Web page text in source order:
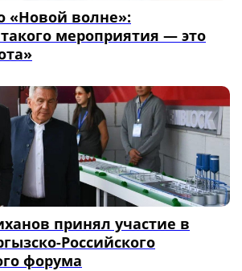
«Новой волне»:
мероприятия — это
принял участие в
Российского
форума